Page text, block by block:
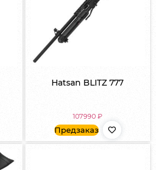
Hatsan BLITZ 777
107990₽
Предзаказ